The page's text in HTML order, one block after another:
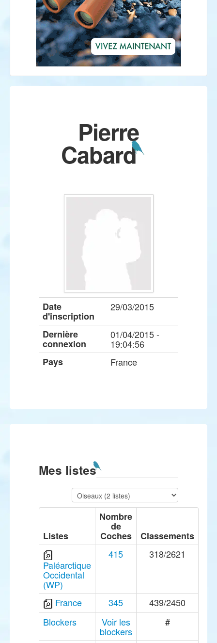
Pierre
Cabard
Date
d'inscription
29/03/2015
Dernière
connexion
01/04/2015 -
19:04:56
Pays
France
Mes listes
Listes
Nombre
de
Coches Classements
Paléarctique
Occidental
(WP)
415 318/2621
France 345
439/2450
Blockers
Voir les
blockers
#